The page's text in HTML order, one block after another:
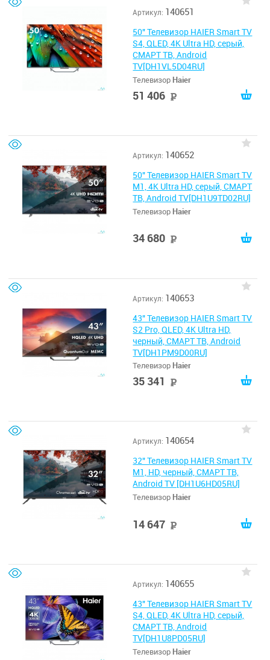
Артикул: 140651
50" Телевизор HAIER Smart TV
S4, QLED, 4K Ultra HD, серый,
СМАРТ ТВ, Android
TV[DH1VL5D04RU]
Телевизор Haier
51 406
Артикул: 140652
50" Телевизор HAIER Smart TV
M1, 4K Ultra HD, серый, СМАРТ
ТВ, Android TV[DH1U9TD02RU]
Телевизор Haier
34 680
Артикул: 140653
43" Телевизор HAIER Smart TV
S2 Pro, QLED, 4K Ultra HD,
черный, СМАРТ ТВ, Android
TV[DH1PM9D00RU]
Телевизор Haier
35 341
Артикул: 140654
32" Телевизор HAIER Smart TV
M1, HD, черный, СМАРТ ТВ,
Android TV [DH1U6HD05RU]
Телевизор Haier
14 647
Артикул: 140655
43" Телевизор HAIER Smart TV
S4, QLED, 4K Ultra HD, серый,
СМАРТ ТВ, Android
TV[DH1U8PD05RU]
Телевизор Haier